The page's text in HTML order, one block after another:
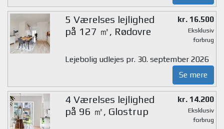
5 Værelses lejlighed
på 127 ㎡, Rødovre
kr. 16.500
Eksklusiv
forbrug
Lejebolig udlejes pr. 30. september 2026
Se mere
4 Værelses lejlighed
på 96 ㎡, Glostrup
kr. 14.200
Eksklusiv
forbrug